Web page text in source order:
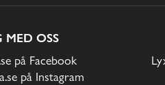
MED OSS
på Facebook
på Instagram